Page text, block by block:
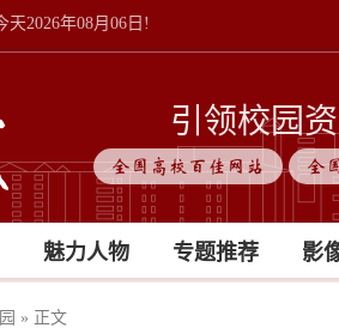
天2026年08月06日!
引领校园
全国高校百佳网站 全
魅力人物 专题推荐 影
» 正文